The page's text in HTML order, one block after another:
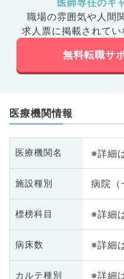
医師専任のキ
職場の雰囲気や人間
求人票に掲載されてい
無料転職サ
医療機関情報
医療機関名 ※詳細
施設種別 病院（
標榜科目 ※詳細
病床数 ※詳細
カルテ種別 ※詳細